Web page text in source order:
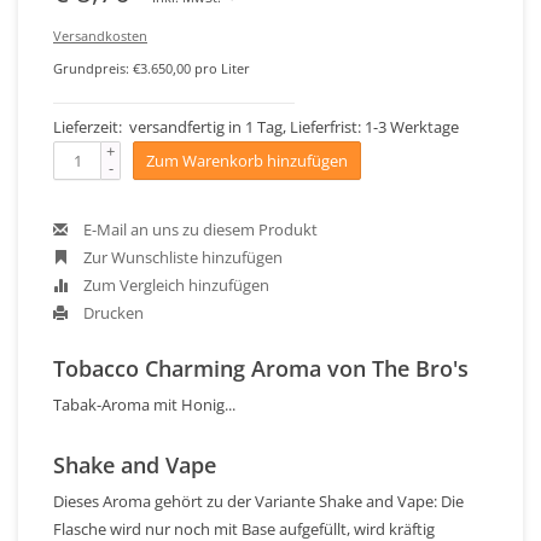
Versandkosten
Grundpreis: €3.650,00 pro Liter
Lieferzeit: versandfertig in 1 Tag, Lieferfrist: 1-3 Werktage
+
- Zum Warenkorb hinzufügen
E-Mail an uns zu diesem Produkt
Zur Wunschliste hinzufügen
Zum Vergleich hinzufügen
Drucken
Tobacco Charming Aroma von The Bro's
Tabak-Aroma mit Honig...
Shake and Vape
Dieses Aroma gehört zu der Variante Shake and Vape: Die
Flasche wird nur noch mit Base aufgefüllt, wird kräftig